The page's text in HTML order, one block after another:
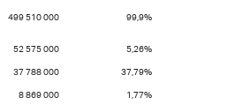
499 510 000 99,9%
52 575 000 5,26%
37 788 000 37,79%
8 869 000 1,77%